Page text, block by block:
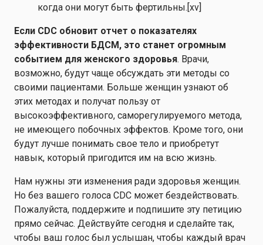
когда они могут быть фертильны.[xv]
Если CDC обновит отчет о показателях
эффективности БДСМ, это станет огромным
событием для женского здоровья. Врачи,
возможно, будут чаще обсуждать эти методы со
своими пациентами. Больше женщин узнают об
этих методах и получат пользу от
высокоэффективного, саморегулируемого метода,
не имеющего побочных эффектов. Кроме того, они
будут лучше понимать свое тело и приобретут
навык, который пригодится им на всю жизнь.
Нам нужны эти изменения ради здоровья женщин.
Но без вашего голоса CDC может бездействовать.
Пожалуйста, поддержите и подпишите эту петицию
прямо сейчас. Действуйте сегодня и сделайте так,
чтобы ваш голос был услышан, чтобы каждый врач